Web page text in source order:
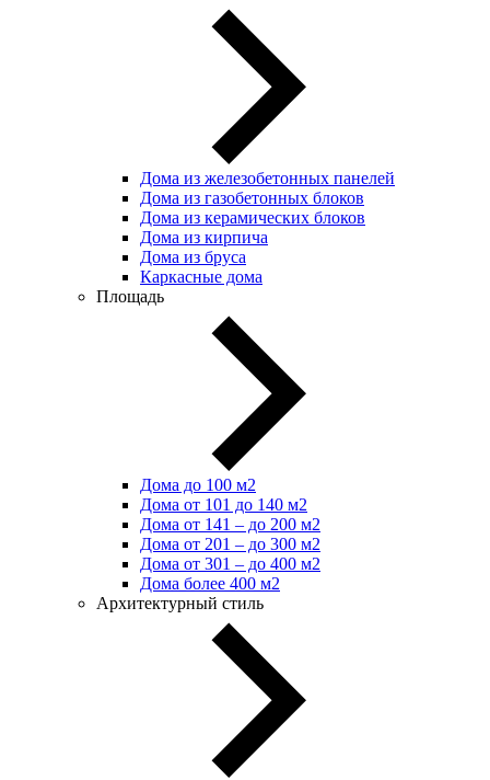
Дома из железобетонных панелей
Дома из газобетонных блоков
Дома из керамических блоков
Дома из кирпича
Дома из бруса
Каркасные дома
Площадь
Дома до 100 м2
Дома от 101 до 140 м2
Дома от 141 – до 200 м2
Дома от 201 – до 300 м2
Дома от 301 – до 400 м2
Дома более 400 м2
Архитектурный стиль